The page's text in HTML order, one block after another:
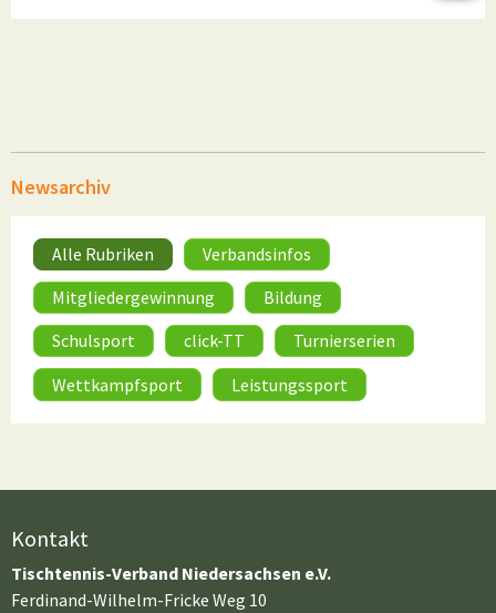
Newsarchiv
Alle Rubriken
Verbandsinfos
Mitgliedergewinnung
Bildung
Schulsport
click-TT
Turnierserien
Wettkampfsport
Leistungssport
Kontakt
Tischtennis-Verband Niedersachsen e.V.
Ferdinand-Wilhelm-Fricke Weg 10